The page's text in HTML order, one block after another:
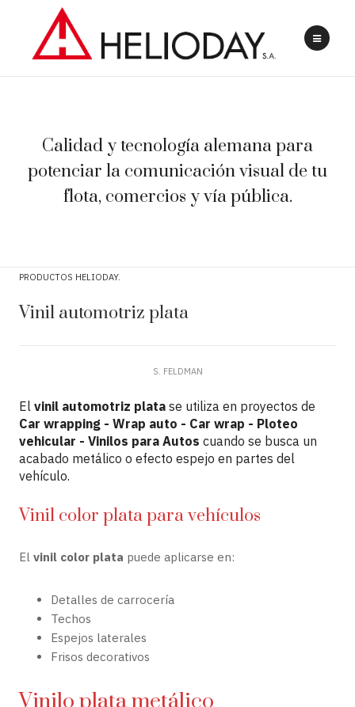
Calidad y tecnología alemana para
potenciar la comunicación visual de tu
flota, comercios y vía pública.
PRODUCTOS HELIODAY
Vinil automotriz plata
S. FELDMAN
El vinil automotriz plata se utiliza en proyectos de
Car wrapping - Wrap auto - Car wrap - Ploteo
vehicular - Vinilos para Autos cuando se busca un
acabado metálico o efecto espejo en partes del
vehículo.
Vinil color plata para vehículos
El vinil color plata puede aplicarse en:
Detalles de carrocería
Techos
Espejos laterales
Frisos decorativos
Vinilo plata metálico